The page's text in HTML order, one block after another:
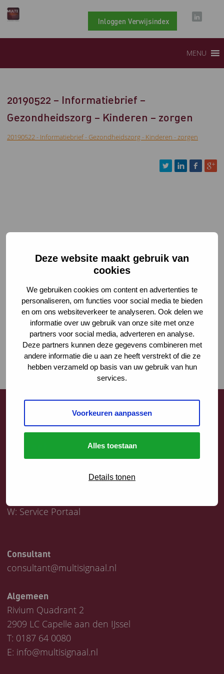
Deze website maakt gebruik van
cookies
We gebruiken cookies om content en advertenties te
personaliseren, om functies voor social media te bieden
en om ons websiteverkeer te analyseren. Ook delen we
informatie over uw gebruik van onze site met onze
partners voor social media, adverteren en analyse.
Deze partners kunnen deze gegevens combineren met
andere informatie die u aan ze heeft verstrekt of die ze
hebben verzameld op basis van uw gebruik van hun
services.
Voorkeuren aanpassen
Alles toestaan
Details tonen
Inloggen Verwijsindex
MENU
20190522 – Informatiebrief –
Gezondheidszorg – Kinderen – zorgen
20190522 - Informatiebrief - Gezondheidszorg - Kinderen - zorgen
W: Service Portaal
Consultant
consultant@multisignaal.nl
Algemeen
Rivium Quadrant 2
2909 LC Capelle aan den IJssel
T: 0187 64 0080
E: info@multisignaal.nl